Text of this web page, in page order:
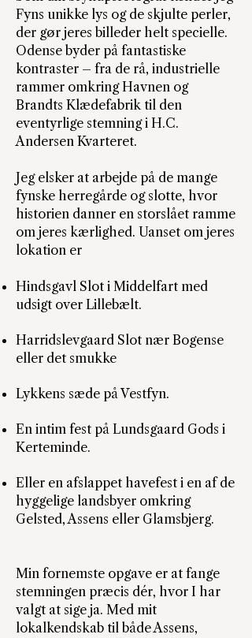
Fyns unikke lys og de skjulte perler,
der gør jeres billeder helt specielle.
Odense byder på fantastiske
kontraster – fra de rå, industrielle
rammer omkring Havnen og
Brandts Klædefabrik til den
eventyrlige stemning i H.C.
Andersen Kvarteret.
Jeg elsker at arbejde på de mange
fynske herregårde og slotte, hvor
historien danner en storslået ramme
om jeres kærlighed. Uanset om jeres
lokation er
Hindsgavl Slot i Middelfart med
udsigt over Lillebælt.
Harridslevgaard Slot nær Bogense
eller det smukke
Lykkens sæde på Vestfyn.
En intim fest på Lundsgaard Gods i
Kerteminde.
Eller en afslappet havefest i en af de
hyggelige landsbyer omkring
Gelsted, Assens eller Glamsbjerg.
Min fornemste opgave er at fange
stemningen præcis dér, hvor I har
valgt at sige ja. Med mit
lokalkendskab til både Assens,